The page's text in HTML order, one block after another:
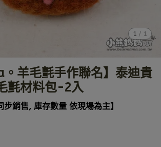
1 / 1
。羊毛氈手作聯名】泰迪貴
氈材料包-2入
步銷售, 庫存數量 依現場為主】